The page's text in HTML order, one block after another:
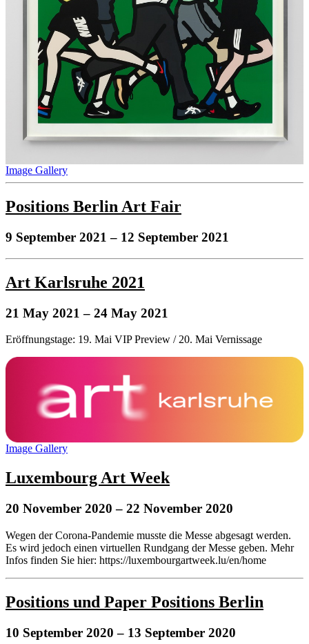
Image Gallery
Positions Berlin Art Fair
9 September 2021 – 12 September 2021
Art Karlsruhe 2021
21 May 2021 – 24 May 2021
Eröffnungstage: 19. Mai VIP Preview / 20. Mai Vernissage
Image Gallery
Luxembourg Art Week
20 November 2020 – 22 November 2020
Wegen der Corona-Pandemie musste die Messe abgesagt werden.
Es wird jedoch einen virtuellen Rundgang der Messe geben. Mehr
Infos finden Sie hier: https://luxembourgartweek.lu/en/home
Positions und Paper Positions Berlin
10 September 2020 – 13 September 2020